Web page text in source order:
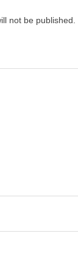
not be published.